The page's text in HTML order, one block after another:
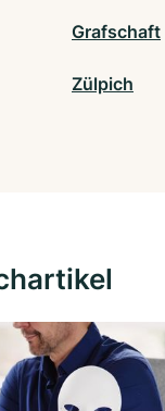
Grafschaft
Zülpich